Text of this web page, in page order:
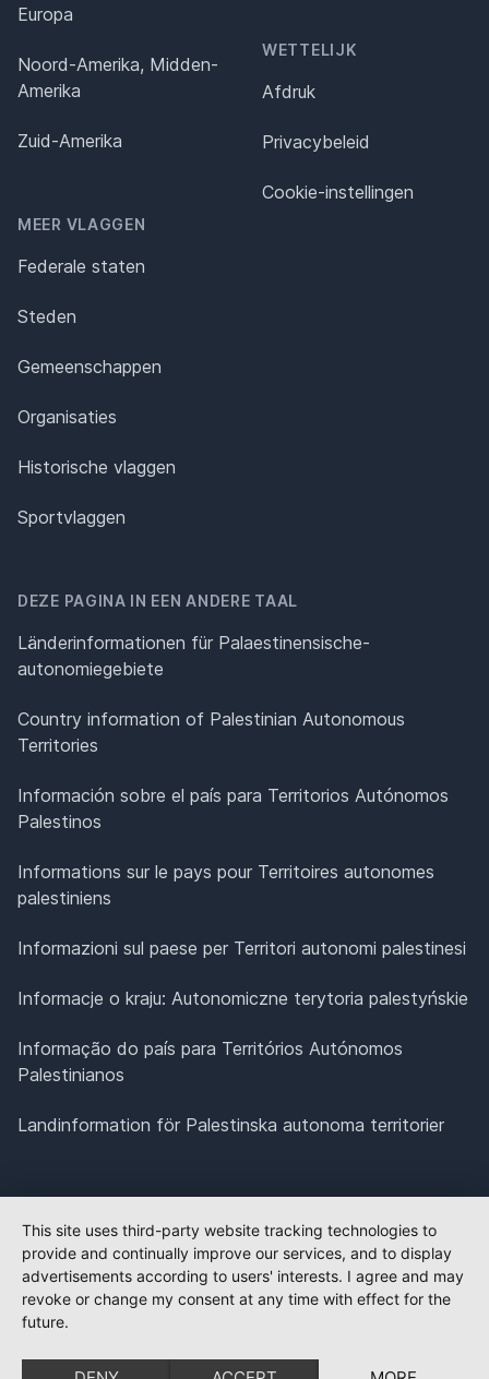
Europa
Noord-Amerika, Midden-
Amerika
Zuid-Amerika
MEER VLAGGEN
Federale staten
Steden
Gemeenschappen
Organisaties
Historische vlaggen
Sportvlaggen
WETTELIJK
Afdruk
Privacybeleid
Cookie-instellingen
DEZE PAGINA IN EEN ANDERE TAAL
Länderinformationen für Palaestinensische-
autonomiegebiete
Country information of Palestinian Autonomous
Territories
Información sobre el país para Territorios Autónomos
Palestinos
Informations sur le pays pour Territoires autonomes
palestiniens
Informazioni sul paese per Territori autonomi palestinesi
Informacje o kraju: Autonomiczne terytoria palestyńskie
Informação do país para Territórios Autónomos
Palestinianos
Landinformation för Palestinska autonoma territorier
This site uses third-party website tracking technologies to
provide and continually improve our services, and to display
advertisements according to users' interests. I agree and may
revoke or change my consent at any time with effect for the
future.